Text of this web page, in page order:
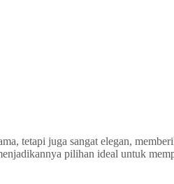
tetapi juga sangat elegan,
pilihan ideal untuk